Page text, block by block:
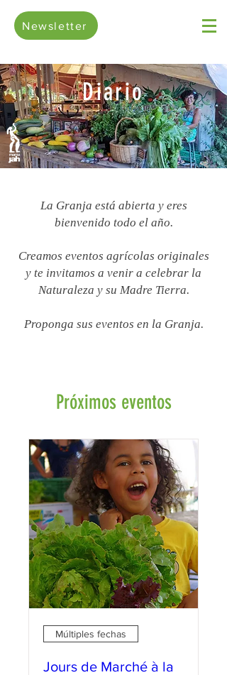
Newsletter
Diario
La Granja está abierta y eres
bienvenido todo el año.
Creamos eventos agrícolas originales
y te invitamos a venir a celebrar la
Naturaleza y su Madre Tierra.
Proponga sus eventos en la Granja.
Próximos eventos
Múltiples fechas
Jours de Marché à la